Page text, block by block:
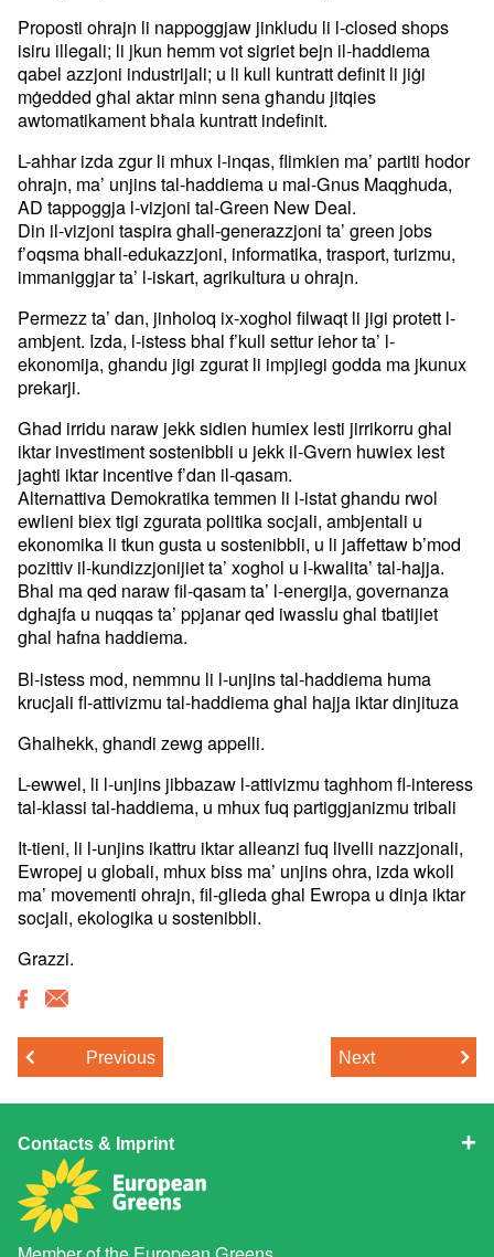
Proposti ohrajn li nappoggjaw jinkludu li l-closed shops
isiru illegali; li jkun hemm vot sigriet bejn il-haddiema
qabel azzjoni industrijali; u li kull kuntratt definit li jiġi
mġedded għal aktar minn sena għandu jitqies
awtomatikament bħala kuntratt indefinit.
L-ahhar izda zgur li mhux l-inqas, flimkien ma’ partiti hodor
ohrajn, ma’ unjins tal-haddiema u mal-Gnus Maqghuda,
AD tappoggja l-vizjoni tal-Green New Deal.
Din il-vizjoni taspira ghall-generazzjoni ta’ green jobs
f’oqsma bhall-edukazzjoni, informatika, trasport, turizmu,
immaniggjar ta’ l-iskart, agrikultura u ohrajn.
Permezz ta’ dan, jinholoq ix-xoghol filwaqt li jigi protett l-
ambjent. Izda, l-istess bhal f’kull settur iehor ta’ l-
ekonomija, ghandu jigi zgurat li impjiegi godda ma jkunux
prekarji.
Ghad irridu naraw jekk sidien humiex lesti jirrikorru ghal
iktar investiment sostenibbli u jekk il-Gvern huwiex lest
jaghti iktar incentive f’dan il-qasam.
Alternattiva Demokratika temmen li l-istat ghandu rwol
ewlieni biex tigi zgurata politika socjali, ambjentali u
ekonomika li tkun gusta u sostenibbli, u li jaffettaw b’mod
pozittiv il-kundizzjonijiet ta’ xoghol u l-kwalita’ tal-hajja.
Bhal ma qed naraw fil-qasam ta’ l-energija, governanza
dghajfa u nuqqas ta’ ppjanar qed iwasslu ghal tbatijiet
ghal hafna haddiema.
Bl-istess mod, nemmnu li l-unjins tal-haddiema huma
krucjali fl-attivizmu tal-haddiema ghal hajja iktar dinjituza
Ghalhekk, ghandi zewg appelli.
L-ewwel, li l-unjins jibbazaw l-attivizmu taghhom fl-interess
tal-klassi tal-haddiema, u mhux fuq partiggjanizmu tribali
It-tieni, li l-unjins ikattru iktar alleanzi fuq livelli nazzjonali,
Ewropej u globali, mhux biss ma’ unjins ohra, izda wkoll
ma’ movementi ohrajn, fil-glieda ghal Ewropa u dinja iktar
socjali, ekologika u sostenibbli.
Grazzi.
Previous Next
Contacts & Imprint